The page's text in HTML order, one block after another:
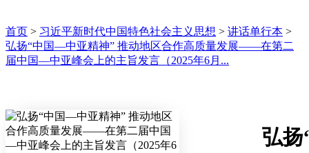
首页 > 习近平新时代中国特色社会主义思想 > 讲话单行本 >
弘扬“中国—中亚精神” 推动地区合作高质量发展——在第二
届中国—中亚峰会上的主旨发言（2025年6月...
弘